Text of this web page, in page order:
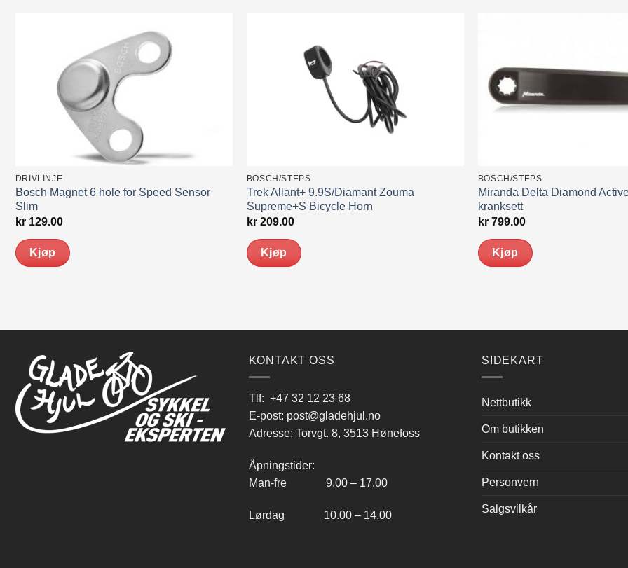
DRIVLINJE
Bosch Magnet 6 hole for Speed Sensor
Slim
kr129.00
Kjøp
BOSCH/STEPS
Trek Allant+ 9.9S/Diamant Zouma
Supreme+S Bicycle Horn
kr209.00
Kjøp
BOSCH/STEPS
Miranda Delta Diamond
kranksett
kr799.00
Kjøp
KONTAKT OSS
Tlf: +47 32 12 23 68
E-post: post@gladehjul.no
Adresse: Torvgt. 8, 3513 Hønefoss
Åpningstider:
Man-fre 9.00 – 17.00
Lørdag 10.00 – 14.00
SIDEKART
Nettbutikk
Om butikken
Kontakt oss
Personvern
Salgsvilkår